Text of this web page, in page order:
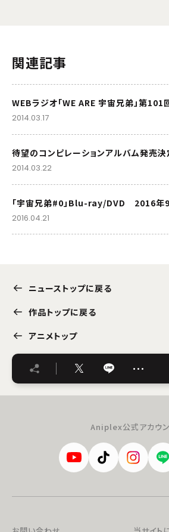
関連記事
WEBラジオ「WE ARE 宇宙兄弟」第101
2014.03.17
待望のコンピレーションアルバム発売決
2014.03.22
「宇宙兄弟#0」Blu-ray/DVD 2016年9
2016.04.21
ニューストップに戻る
作品トップに戻る
アニメトップ
…
Aniplex公式アカウ